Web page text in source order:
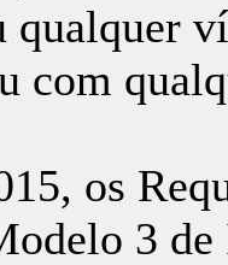
qualquer
com
os
3